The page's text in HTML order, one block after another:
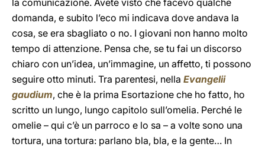
la comunicazione. Avete visto che facevo qualche
domanda, e subito l’eco mi indicava dove andava la
cosa, se era sbagliato o no. I giovani non hanno molto
tempo di attenzione. Pensa che, se tu fai un discorso
chiaro con un’idea, un’immagine, un affetto, ti possono
seguire otto minuti. Tra parentesi, nella Evangelii
gaudium, che è la prima Esortazione che ho fatto, ho
scritto un lungo, lungo capitolo sull’omelia. Perché le
omelie – qui c’è un parroco e lo sa – a volte sono una
tortura, una tortura: parlano bla, bla, e la gente… In